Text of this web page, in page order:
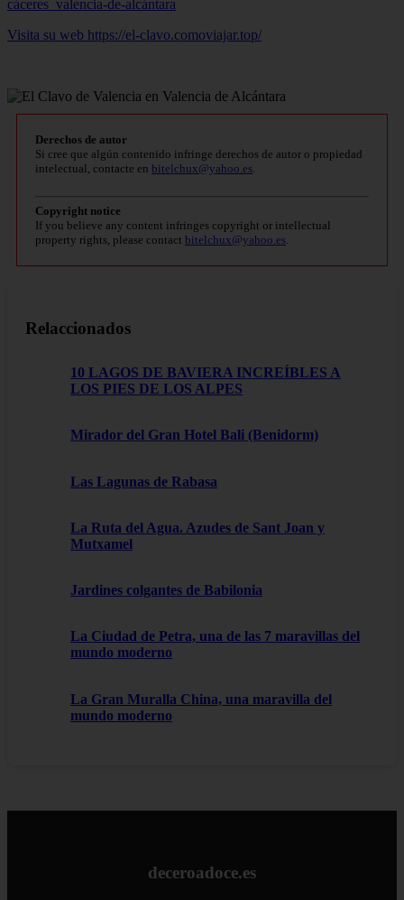
cáceres_valencia-de-alcántara
Visita su web https://el-clavo.comoviajar.top/
Derechos de autor
Si cree que algún contenido infringe derechos de autor o propiedad
intelectual, contacte en bitelchux@yahoo.es
Copyright notice
If you believe any content infringes copyright or intellectual
property rights, please contact bitelchux@yahoo.es
Relaccionados
10 LAGOS DE BAVIERA INCREÍBLES A
LOS PIES DE LOS ALPES
Mirador del Gran Hotel Bali (Benidorm)
Las Lagunas de Rabasa
La Ruta del Agua. Azudes de Sant Joan y
Mutxamel
Jardines colgantes de Babilonia
La Ciudad de Petra, una de las 7 maravillas del
mundo moderno
La Gran Muralla China, una maravilla del
mundo moderno
deceroadoce.es